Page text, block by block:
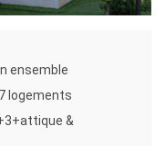
ensemble
logements
&